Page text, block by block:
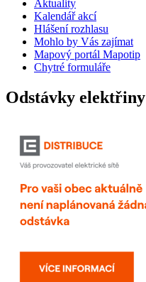
Aktuality
Kalendář akcí
Hlášení rozhlasu
Mohlo by Vás zajímat
Mapový portál Mapotip
Chytré formuláře
Odstávky elektřiny